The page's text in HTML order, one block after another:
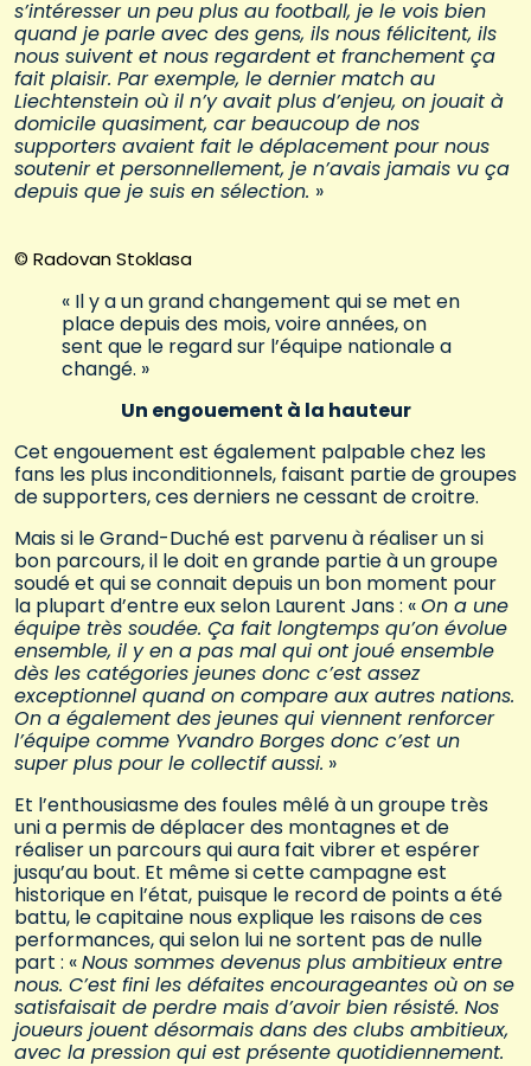
s’intéresser un peu plus au football, je le vois bien
quand je parle avec des gens, ils nous félicitent, ils
nous suivent et nous regardent et franchement ça
fait plaisir. Par exemple, le dernier match au
Liechtenstein où il n’y avait plus d’enjeu, on jouait à
domicile quasiment, car beaucoup de nos
supporters avaient fait le déplacement pour nous
soutenir et personnellement, je n’avais jamais vu ça
depuis que je suis en sélection. »
© Radovan Stoklasa
« Il y a un grand changement qui se met en
place depuis des mois, voire années, on
sent que le regard sur l’équipe nationale a
changé. »
Un engouement à la hauteur
Cet engouement est également palpable chez les
fans les plus inconditionnels, faisant partie de groupes
de supporters, ces derniers ne cessant de croitre.
Mais si le Grand-Duché est parvenu à réaliser un si
bon parcours, il le doit en grande partie à un groupe
soudé et qui se connait depuis un bon moment pour
la plupart d’entre eux selon Laurent Jans : «On a une
équipe très soudée. Ça fait longtemps qu’on évolue
ensemble, il y en a pas mal qui ont joué ensemble
dès les catégories jeunes donc c’est assez
exceptionnel quand on compare aux autres nations.
On a également des jeunes qui viennent renforcer
l’équipe comme Yvandro Borges donc c’est un
super plus pour le collectif aussi. »
Et l’enthousiasme des foules mêlé à un groupe très
uni a permis de déplacer des montagnes et de
réaliser un parcours qui aura fait vibrer et espérer
jusqu’au bout. Et même si cette campagne est
historique en l’état, puisque le record de points a été
battu, le capitaine nous explique les raisons de ces
performances, qui selon lui ne sortent pas de nulle
part : «Nous sommes devenus plus ambitieux entre
nous. C’est fini les défaites encourageantes où on se
satisfaisait de perdre mais d’avoir bien résisté. Nos
joueurs jouent désormais dans des clubs ambitieux,
avec la pression qui est présente quotidiennement.